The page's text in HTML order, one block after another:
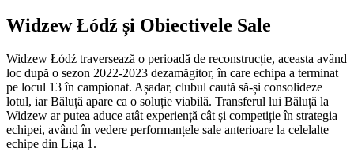
Widzew Łódź și Obiectivele Sale
Widzew Łódź traversează o perioadă de reconstrucție, aceasta având
loc după o sezon 2022-2023 dezamăgitor, în care echipa a terminat
pe locul 13 în campionat. Așadar, clubul caută să-și consolideze
lotul, iar Băluță apare ca o soluție viabilă. Transferul lui Băluță la
Widzew ar putea aduce atât experiență cât și competiție în strategia
echipei, având în vedere performanțele sale anterioare la celelalte
echipe din Liga 1.